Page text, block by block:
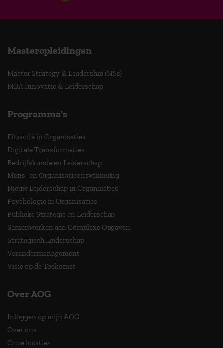
Masteropleidingen
Master Strategy & Leadership (MSc)
MBA Innovatie & Leiderschap
Programma's
Filosofie in Organisaties
Digitale Transformaties
Bedrijfskunde en Leiderschap
Mens- en Organisatieontwikkeling
Nieuw Leiderschap in Organisaties
Psychologie in Organisaties
Publieke Strategie en Leiderschap
Samenwerken aan Complexe Opgaven
Strategisch Leiderschap
Verandermanagement
Visie op de Toekomst
Over AOG
Inloggen op mijn AOG
Over ons
Onze locaties